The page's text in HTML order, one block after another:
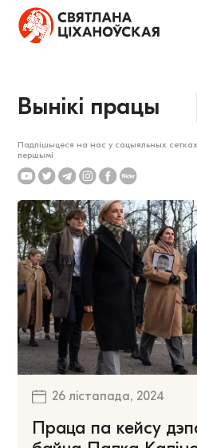
Вынікі працы
Падпішыцеся на нас у сацыяльных
першымі
26 лістапада, 2024
Праца па кейсу